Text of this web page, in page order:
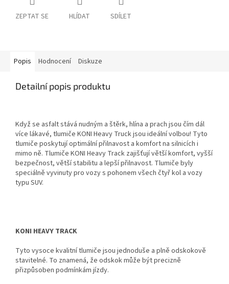
ZEPTAT SE HLÍDAT SDÍLET
Popis Hodnocení Diskuze
Detailní popis produktu
Když se asfalt stává nudným a štěrk, hlína a prach jsou čím dál
více lákavé, tlumiče KONI Heavy Truck jsou ideální volbou! Tyto
tlumiče poskytují optimální přilnavost a komfort na silnicích i
mimo ně. Tlumiče KONI Heavy Track zajišťují větší komfort, vyšší
bezpečnost, větší stabilitu a lepší přilnavost. Tlumiče byly
speciálně vyvinuty pro vozy s pohonem všech čtyř kol a vozy
typu SUV.
KONI HEAVY TRACK
Tyto vysoce kvalitní tlumiče jsou jednoduše a plně odskokově
stavitelné. To znamená, že odskok může být precizně
přizpůsoben podmínkám jízdy.